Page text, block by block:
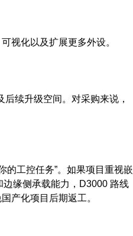
视化以及扩展更多外设。
续升级空间。对采购来说，
的工控任务”。如果项目重视嵌
缘侧承载能力，D3000 路线
产化项目后期返工。